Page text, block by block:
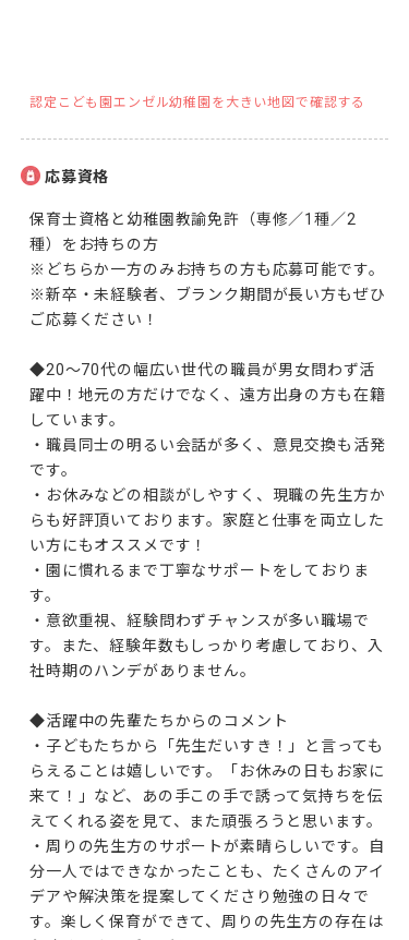
認定こども園エンゼル幼稚園を大きい地図で確認する
応募資格
保育士資格と幼稚園教諭免許（専修／1種／2
種）をお持ちの方
※どちらか一方のみお持ちの方も応募可能です。
※新卒・未経験者、ブランク期間が長い方もぜひ
ご応募ください！
◆20～70代の幅広い世代の職員が男女問わず活
躍中！地元の方だけでなく、遠方出身の方も在籍
しています。
・職員同士の明るい会話が多く、意見交換も活発
です。
・お休みなどの相談がしやすく、現職の先生方か
らも好評頂いております。家庭と仕事を両立した
い方にもオススメです！
・園に慣れるまで丁寧なサポートをしておりま
す。
・意欲重視、経験問わずチャンスが多い職場で
す。また、経験年数もしっかり考慮しており、入
社時期のハンデがありません。
◆活躍中の先輩たちからのコメント
・子どもたちから「先生だいすき！」と言っても
らえることは嬉しいです。「お休みの日もお家に
来て！」など、あの手この手で誘って気持ちを伝
えてくれる姿を見て、また頑張ろうと思います。
・周りの先生方のサポートが素晴らしいです。自
分一人ではできなかったことも、たくさんのアイ
デアや解決策を提案してくださり勉強の日々で
す。楽しく保育ができて、周りの先生方の存在は